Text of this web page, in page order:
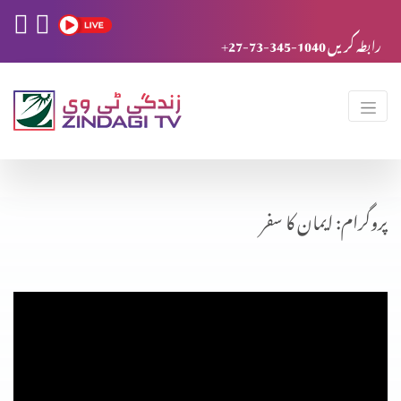
+27-73-345-1040 رابطہ کریں
پروگرام: ایمان کا سفر